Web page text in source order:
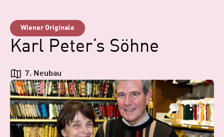
Wiener Originale
Karl Peter‘s Söhne
7. Neubau